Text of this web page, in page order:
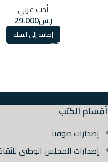
أدب عربي
ر.س29.000
إضافة إلى السلة
أقسام الكتب
إصدارات صوفيا
إصدارات المجلس الوطني